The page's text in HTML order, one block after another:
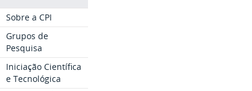
Sobre a CPI
Grupos de
Pesquisa
Iniciação Científica
e Tecnológica